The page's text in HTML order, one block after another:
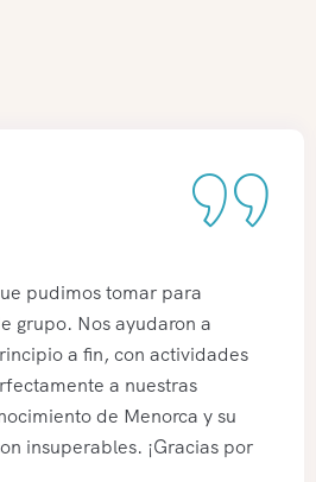
y visitamenorca sabe cómo
al máximo. Contratamos
grupo, y cada una superó
La profesionalidad y la
se notan en cada detalle.